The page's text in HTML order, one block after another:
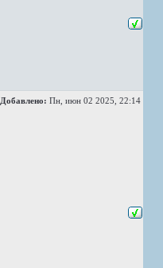
Добавлено: Пн, июн 02 2025, 22:14